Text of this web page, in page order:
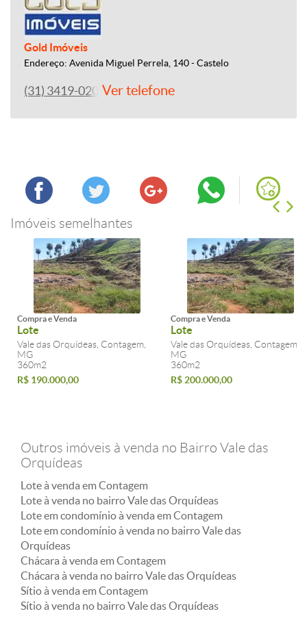
Gold Imóveis
Endereço: Avenida Miguel Perrela, 140 - Castelo
(31) 3419-0202Ver telefone
Imóveis semelhantes
Compra e Venda
Lote
Vale das Orquídeas, Contagem,
MG
360m2
R$ 190.000,00
Compra e Venda
Lote
Vale das Orquídeas, Contagem,
MG
360m2
R$ 200.000,00
Outros imóveis à venda no Bairro Vale das
Orquídeas
Lote à venda em Contagem
Lote à venda no bairro Vale das Orquídeas
Lote em condomínio à venda em Contagem
Lote em condomínio à venda no bairro Vale das
Orquídeas
Chácara à venda em Contagem
Chácara à venda no bairro Vale das Orquídeas
Sítio à venda em Contagem
Sítio à venda no bairro Vale das Orquídeas